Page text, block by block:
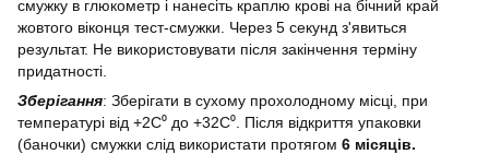
смужку в глюкометр і нанесіть краплю крові на бічний край
жовтого віконця тест-смужки. Через 5 секунд з'явиться
результат. Не використовувати після закінчення терміну
придатності.
Зберігання: Зберігати в сухому прохолодному місці, при
температурі від +2C⁰ до +32C⁰. Після відкриття упаковки
(баночки) смужки слід використати протягом 6 місяців.